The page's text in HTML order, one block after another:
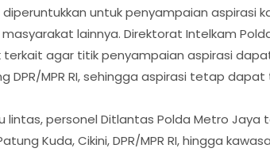
untuk penyampaian aspirasi
lainnya. Direktorat Intelkam
terkait agar titik penyampaian aspirasi
DPR/MPR RI, sehingga aspirasi tetap
lintas, personel Ditlantas Polda Metro
Kuda, Cikini, DPR/MPR RI, hingga